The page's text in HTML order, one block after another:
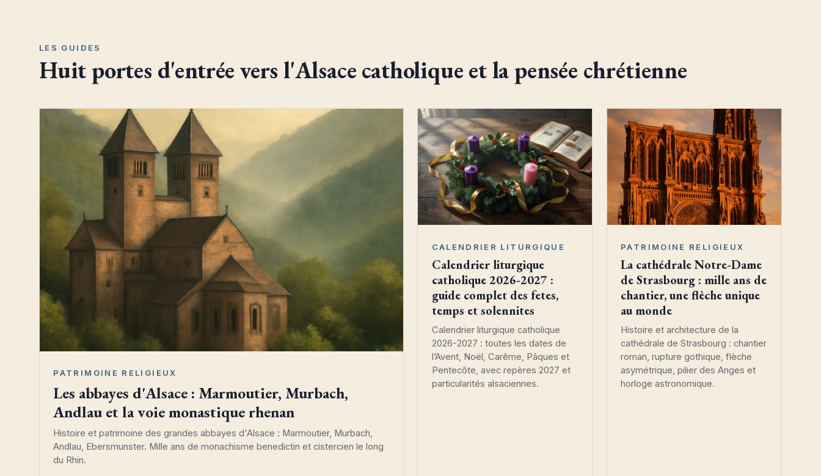
LES GUIDES
Huit portes d'entrée vers l'Alsace catholique et la pensée chrétienne
PATRIMOINE RELIGIEUX
Les abbayes d'Alsace : Marmoutier, Murbach,
Andlau et la voie monastique rhenan
Histoire et patrimoine des grandes abbayes d'Alsace : Marmoutier, Murbach,
Andlau, Ebersmunster. Mille ans de monachisme benedictin et cistercien le long
du Rhin.
CALENDRIER LITURGIQUE
Calendrier liturgique
catholique 2026-2027 :
guide complet des fetes,
temps et solennites
Calendrier liturgique catholique
2026-2027 : toutes les dates de
l’Avent, Noël, Carême, Pâques et
Pentecôte, avec repères 2027 et
particularités alsaciennes.
PATRIMOINE RELIGIEUX
La cathédrale Notre-Dame
de Strasbourg : mille ans de
chantier, une flèche unique
au monde
Histoire et architecture de la
cathédrale de Strasbourg : chantier
roman, rupture gothique, flèche
asymétrique, pilier des Anges et
horloge astronomique.